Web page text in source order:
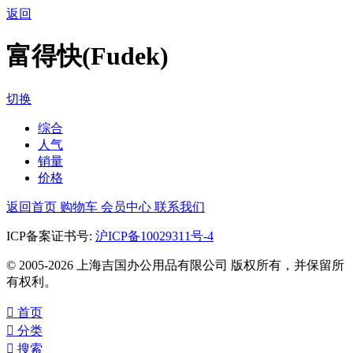
返回
富得快(Fudek)
切换
综合
人气
销量
价格
返回首页 购物车 会员中心 联系我们
ICP备案证书号: 沪ICP备10029311号-4
© 2005-2026 上海吉国办公用品有限公司 版权所有，并保留所
有权利。
 首页
 分类
 搜索